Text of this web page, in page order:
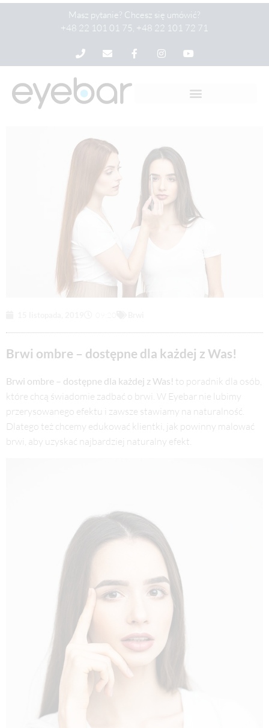
Masz pytanie? Chcesz się umówić?
+48 22 101 01 75, +48 22 101 72 71
Brwi ombre – dostępne dla każdej z Was!
Brwi ombre – dostępne dla każdej z Was! to poradnik dla osób,
które chcą świadomie zadbać o brwi. W Eyebar nie lubimy
przerysowanego efektu i zawsze stawiamy na naturalność.
Dlatego też chcemy edukować klientki, jak powinny malować
brwi, aby uzyskać najbardziej naturalny efekt.